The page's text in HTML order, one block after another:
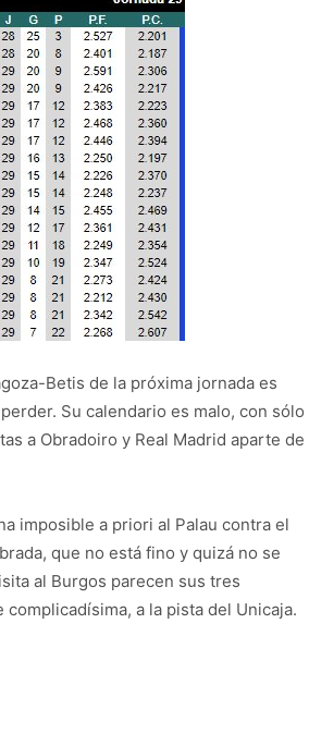
Betis de la próxima jornada es
Su calendario es malo, con sólo
a Obradoiro y Real Madrid aparte de
imposible a priori al Palau contra el
que no está fino y quizá no se
al Burgos parecen sus tres
a la pista del Unicaja.